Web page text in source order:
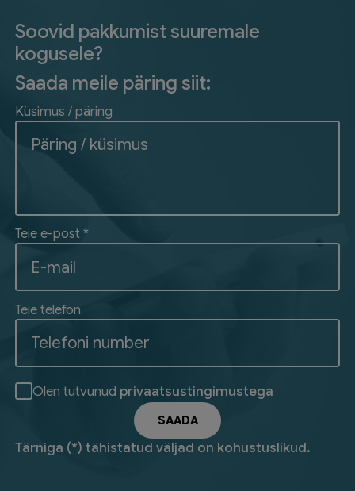
Soovid pakkumist suuremale
kogusele?
Saada meile päring siit:
Küsimus / päring
Teie e-post *
Teie telefon
Olen tutvunud privaatsustingimustega
Tärniga (*) tähistatud väljad on kohustuslikud.